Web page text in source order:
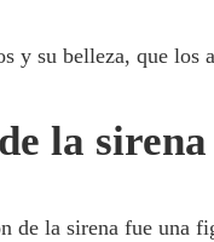
y su belleza, que los
la sirena
de la sirena fue una